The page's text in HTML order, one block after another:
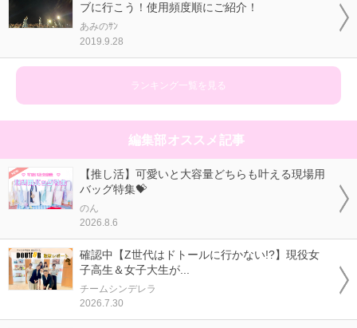
ブに行こう！使用頻度順にご紹介！
あみのｻﾝ
2019.9.28
ランキング一覧を見る
編集部オススメ記事
【推し活】可愛いと大容量どちらも叶える現場用
バッグ特集💝
のん
2026.8.6
確認中【Z世代はドトールに行かない!?】現役女
子高生＆女子大生が...
チームシンデレラ
2026.7.30